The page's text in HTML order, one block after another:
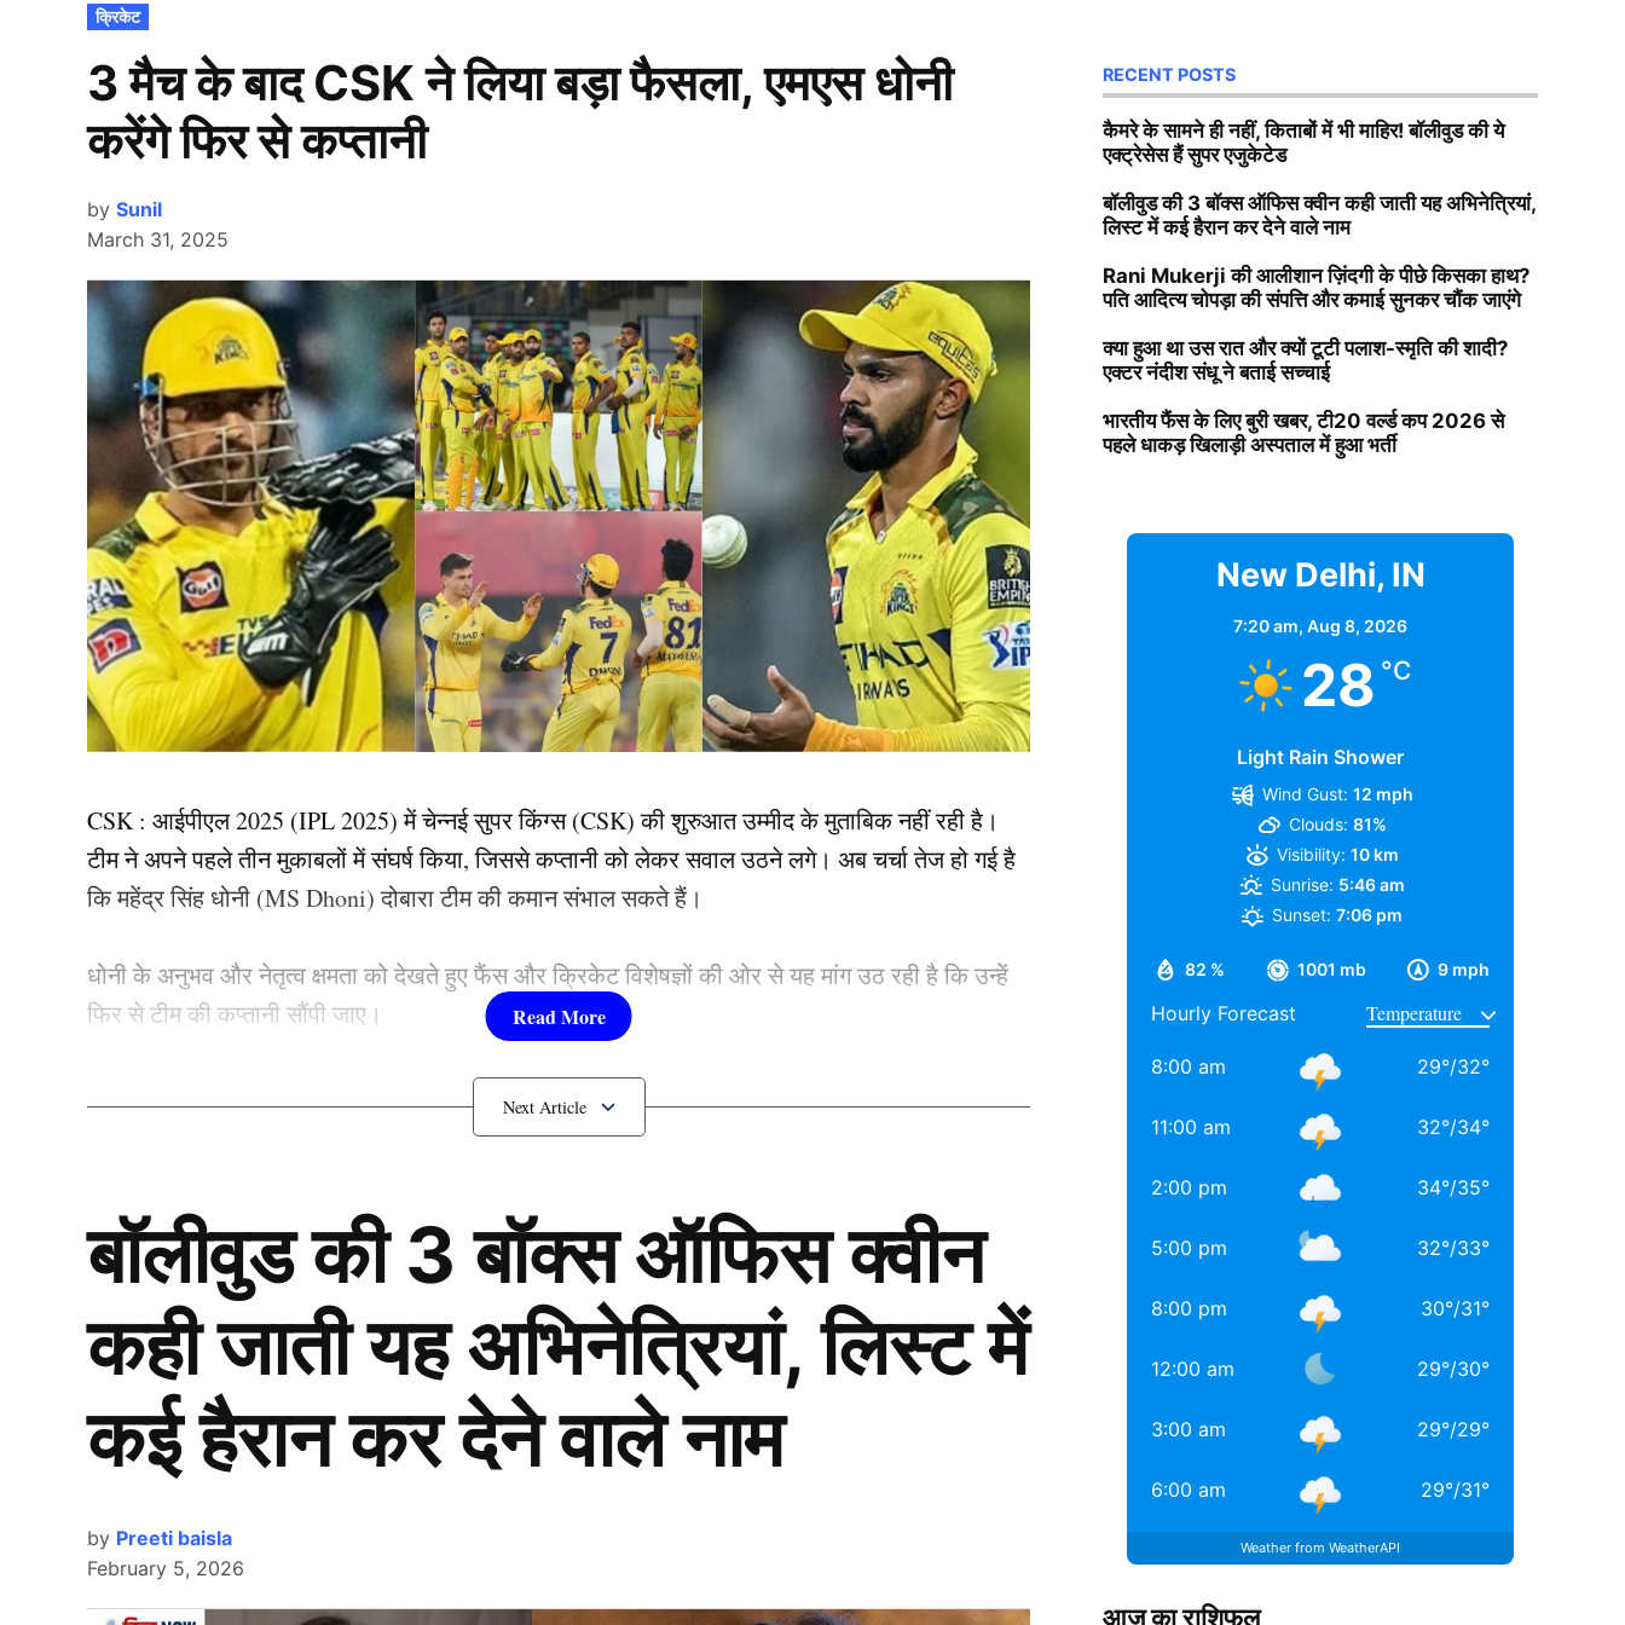
POSTED
IN
क्रिकेट
3 मैच के बाद CSK ने लिया बड़ा फैसला, एमएस धोनी
करेंगे फिर से कप्तानी
by Sunil
March 31, 2025
CSK : आईपीएल 2025 (IPL 2025) में चेन्नई सुपर किंग्स (CSK) की शुरुआत उम्मीद के मुताबिक नहीं रही है।
टीम ने अपने पहले तीन मुकाबलों में संघर्ष किया, जिससे कप्तानी को लेकर सवाल उठने लगे। अब चर्चा तेज हो गई है
कि महेंद्र सिंह धोनी (MS Dhoni) दोबारा टीम की कमान संभाल सकते हैं।
धोनी के अनुभव और नेतृत्व क्षमता को देखते हुए फैंस और क्रिकेट विशेषज्ञों की ओर से यह मांग उठ रही है कि उन्हें
फिर से टीम की कप्तानी सौंपी जाए।
गायकवाड़ की कप्तानी पर उठे सवाल
बॉलीवुड की 3 बॉक्स ऑफिस क्वीन
कही जाती यह अभिनेत्रियां, लिस्ट में
कई हैरान कर देने वाले नाम
by Preeti baisla
February 5, 2026
RECENT POSTS
कैमरे के सामने ही नहीं, किताबों में भी माहिर! बॉलीवुड की ये
एक्ट्रेसेस हैं सुपर एजुकेटेड
बॉलीवुड की 3 बॉक्स ऑफिस क्वीन कही जाती यह अभिनेत्रियां,
लिस्ट में कई हैरान कर देने वाले नाम
Rani Mukerji की आलीशान ज़िंदगी के पीछे किसका हाथ?
पति आदित्य चोपड़ा की संपत्ति और कमाई सुनकर चौंक जाएंगे
क्या हुआ था उस रात और क्यों टूटी पलाश-स्मृति की शादी?
एक्टर नंदीश संधू ने बताई सच्चाई
भारतीय फैंस के लिए बुरी खबर, टी20 वर्ल्ड कप 2026 से
पहले धाकड़ खिलाड़ी अस्पताल में हुआ भर्ती
New Delhi, IN
7:20 am, Aug 8, 2026
28 °C
Light Rain Shower
82 % 1001 mb 9 mph
Wind Gust: 12 mph
Clouds: 81%
Visibility: 10 km
Sunrise: 5:46 am
Sunset: 7:06 pm
Hourly Forecast
8:00 am 29°/32°
11:00 am 32°/34°
2:00 pm 34°/35°
5:00 pm 32°/33°
8:00 pm 30°/31°
12:00 am 29°/30°
3:00 am 29°/29°
6:00 am 29°/31°
Weather from WeatherAPI
आज का राशिफल